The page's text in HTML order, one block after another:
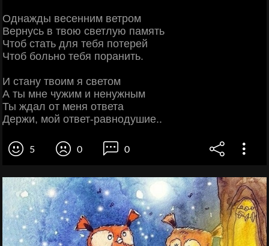
Однажды весенним ветром
Вернусь в твою светлую память
Чтоб стать для тебя потерей
Чтоб больно тебя поранить.
И стану твоим я светом
А ты мне чужим и ненужным
Ты ждал от меня ответа
Держи, мой ответ-равнодушие..
5 0 0